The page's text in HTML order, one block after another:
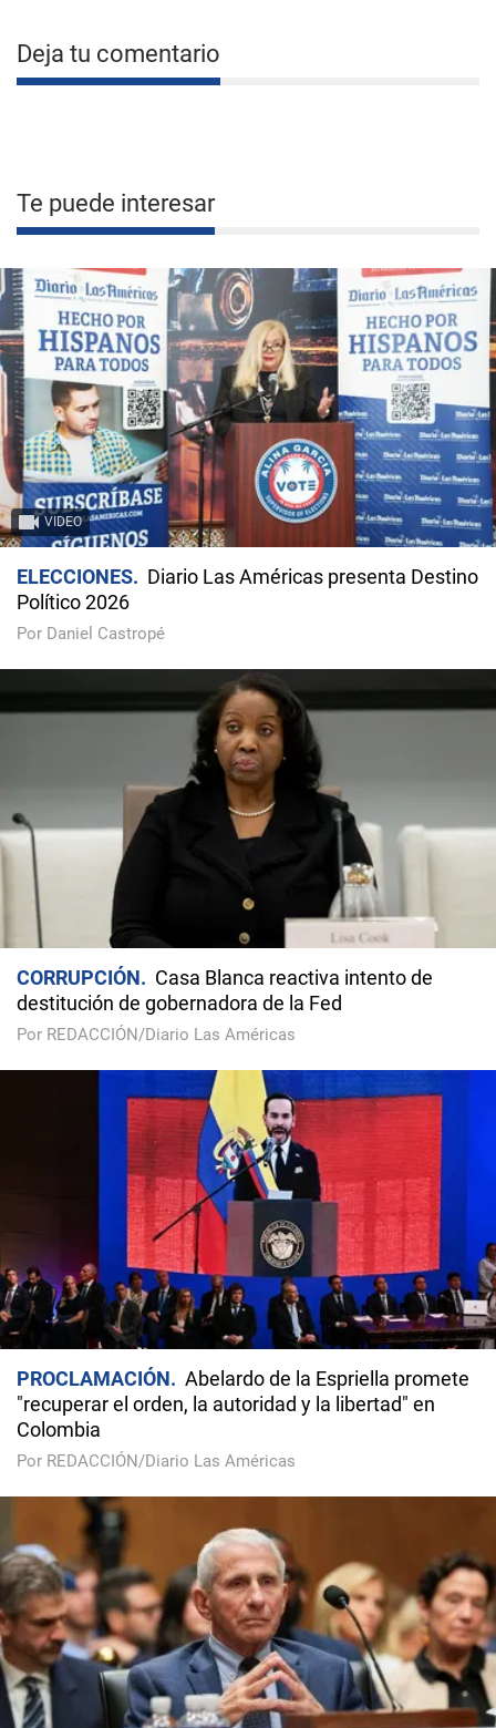
Deja tu comentario
Te puede interesar
VIDEO
ELECCIONES
Diario Las Américas presenta Destino
Político 2026
Por Daniel Castropé
CORRUPCIÓN
Casa Blanca reactiva intento de
destitución de gobernadora de la Fed
Por REDACCIÓN/Diario Las Américas
PROCLAMACIÓN
Abelardo de la Espriella promete
"recuperar el orden, la autoridad y la libertad" en
Colombia
Por REDACCIÓN/Diario Las Américas